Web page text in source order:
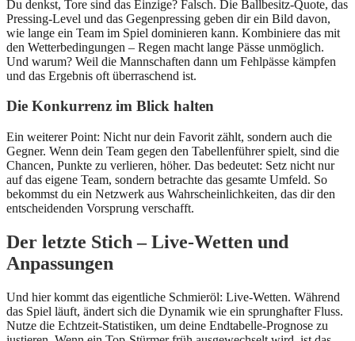
Du denkst, Tore sind das Einzige? Falsch. Die Ballbesitz‑Quote, das
Pressing‑Level und das Gegenpressing geben dir ein Bild davon,
wie lange ein Team im Spiel dominieren kann. Kombiniere das mit
den Wetterbedingungen – Regen macht lange Pässe unmöglich.
Und warum? Weil die Mannschaften dann um Fehlpässe kämpfen
und das Ergebnis oft überraschend ist.
Die Konkurrenz im Blick halten
Ein weiterer Point: Nicht nur dein Favorit zählt, sondern auch die
Gegner. Wenn dein Team gegen den Tabellenführer spielt, sind die
Chancen, Punkte zu verlieren, höher. Das bedeutet: Setz nicht nur
auf das eigene Team, sondern betrachte das gesamte Umfeld. So
bekommst du ein Netzwerk aus Wahrscheinlichkeiten, das dir den
entscheidenden Vorsprung verschafft.
Der letzte Stich – Live‑Wetten und
Anpassungen
Und hier kommt das eigentliche Schmieröl: Live‑Wetten. Während
das Spiel läuft, ändert sich die Dynamik wie ein sprunghafter Fluss.
Nutze die Echtzeit‑Statistiken, um deine Endtabelle‑Prognose zu